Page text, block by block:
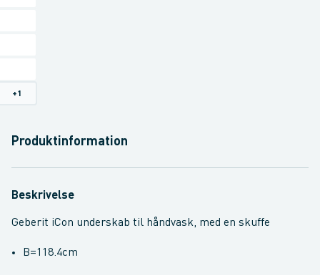
+1
Produktinformation
Beskrivelse
Geberit iCon underskab til håndvask, med en skuffe
B=118.4cm